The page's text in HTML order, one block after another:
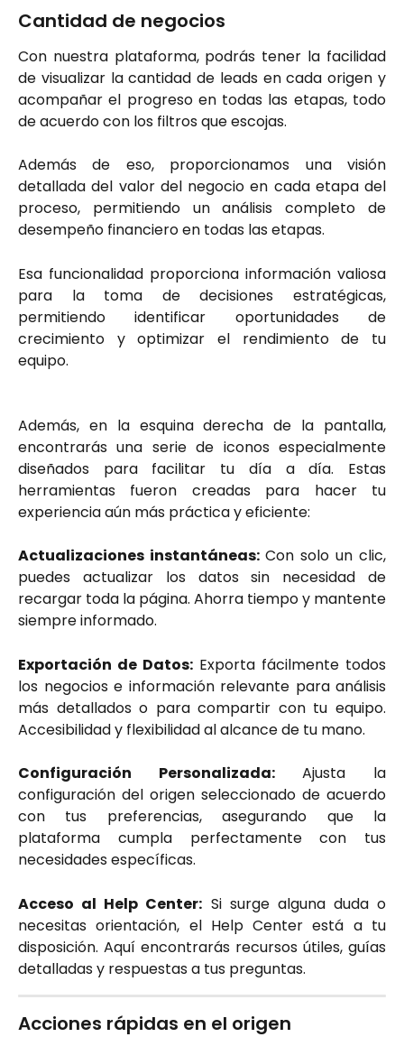
Cantidad de negocios
Con nuestra plataforma, podrás tener la facilidad
de visualizar la cantidad de leads en cada origen y
acompañar el progreso en todas las etapas, todo
de acuerdo con los filtros que escojas.
Además de eso, proporcionamos una visión
detallada del valor del negocio en cada etapa del
proceso, permitiendo un análisis completo de
desempeño financiero en todas las etapas.
Esa funcionalidad proporciona información valiosa
para la toma de decisiones estratégicas,
permitiendo identificar oportunidades de
crecimiento y optimizar el rendimiento de tu
equipo.
Además, en la esquina derecha de la pantalla,
encontrarás una serie de iconos especialmente
diseñados para facilitar tu día a día. Estas
herramientas fueron creadas para hacer tu
experiencia aún más práctica y eficiente:
Actualizaciones instantáneas: Con solo un clic,
puedes actualizar los datos sin necesidad de
recargar toda la página. Ahorra tiempo y mantente
siempre informado.
Exportación de Datos: Exporta fácilmente todos
los negocios e información relevante para análisis
más detallados o para compartir con tu equipo.
Accesibilidad y flexibilidad al alcance de tu mano.
Configuración Personalizada:Ajusta la
configuración del origen seleccionado de acuerdo
con tus preferencias, asegurando que la
plataforma cumpla perfectamente con tus
necesidades específicas.
Acceso al Help Center: Si surge alguna duda o
necesitas orientación, el Help Center está a tu
disposición. Aquí encontrarás recursos útiles, guías
detalladas y respuestas a tus preguntas.
Acciones rápidas en el origen